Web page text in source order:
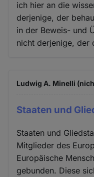
ich hier an die
derjenige, der
in der Beweis- und
nicht derjenige, der
Ludwig A. Minelli
Staaten und
Staaten und
Mitglieder des
Europäische
gebunden. Diese